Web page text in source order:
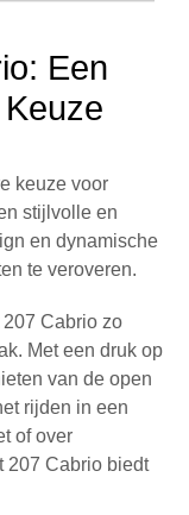
Een
keuze voor
stijlvolle en
en dynamische
te veroveren.
Cabrio zo
Met een druk op
van de open
rijden in een
of over
207 Cabrio biedt